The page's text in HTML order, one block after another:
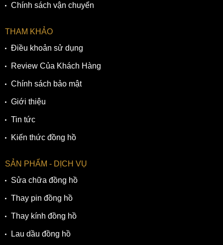
Chính sách vận chuyển
THAM KHẢO
Điều khoản sử dụng
Review Của Khách Hàng
Chính sách bảo mật
Giới thiệu
Tin tức
Kiến thức đồng hồ
SẢN PHẨM - DỊCH VỤ
Sửa chữa đồng hồ
Thay pin đồng hồ
Thay kính đồng hồ
Lau dầu đồng hồ